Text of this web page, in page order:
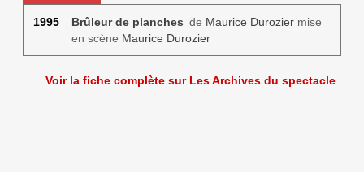
1995 Brûleur de planches de Maurice Duroziermise
en scène Maurice Durozier
Voir la fiche complète sur Les Archives du spectacle